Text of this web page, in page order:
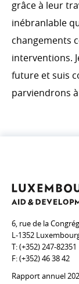
grâce à leur
inébranlable
changements
interventions.
future et suis
parviendrons
6, rue de la
L-1352
T:(+352) 247-82351
F:(+352) 46 38 42
Rapport annuel